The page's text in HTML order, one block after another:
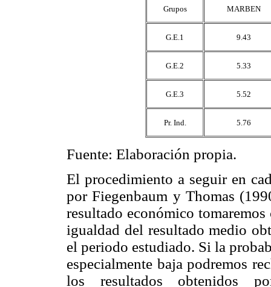
Grupos MARBEN
G.E.1 9.43
G.E.2 5.33
G.E.3 5.52
Pr. Ind. 5.76
Fuente: Elaboración propia.
El procedimiento a seguir en
por Fiegenbaum y Thomas
resultado económico
igualdad del resultado medio
el periodo estudiado. Si la
especialmente baja podremos
los resultados obtenidos